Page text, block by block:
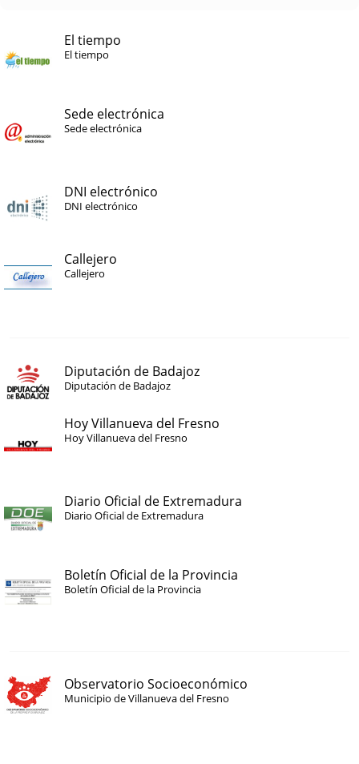
El tiempo
El tiempo
Sede electrónica
Sede electrónica
DNI electrónico
DNI electrónico
Callejero
Callejero
Diputación de Badajoz
Diputación de Badajoz
Hoy Villanueva del Fresno
Hoy Villanueva del Fresno
Diario Oficial de Extremadura
Diario Oficial de Extremadura
Boletín Oficial de la Provincia
Boletín Oficial de la Provincia
Observatorio Socioeconómico
Municipio de Villanueva del Fresno